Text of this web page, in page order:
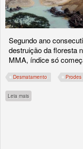
Segundo ano
destruição da floresta
MMA, índice só
Desmatamento Prodes
Leia mais sobre Desmatamento